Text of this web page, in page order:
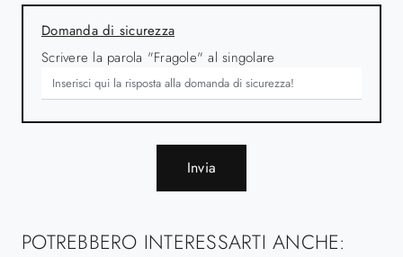
Domanda di sicurezza
Scrivere la parola "Fragole" al singolare
Invia
POTREBBERO INTERESSARTI ANCHE: